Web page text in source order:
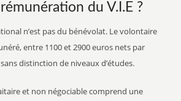
du V.I.E ?
n’est pas du bénévolat. Le volontaire
entre 1100 et 2900 euros nets par
distinction de niveaux d’études.
et non négociable comprend une